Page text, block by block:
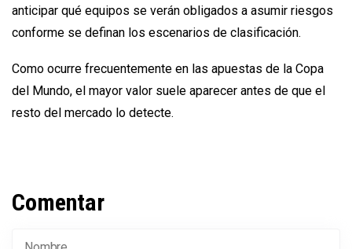
anticipar qué equipos se verán obligados a asumir riesgos
conforme se definan los escenarios de clasificación.
Como ocurre frecuentemente en las apuestas de la Copa
del Mundo, el mayor valor suele aparecer antes de que el
resto del mercado lo detecte.
Comentar